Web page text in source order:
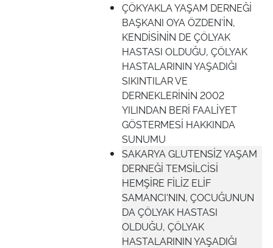
ÇÖKYAKLA YAŞAM DERNEĞİ
BAŞKANI OYA ÖZDEN'İN,
KENDİSİNİN DE ÇÖLYAK
HASTASI OLDUĞU, ÇÖLYAK
HASTALARININ YAŞADIĞI
SIKINTILAR VE
DERNEKLERİNİN 2002
YILINDAN BERİ FAALİYET
GÖSTERMESİ HAKKINDA
SUNUMU
SAKARYA GLUTENSİZ YAŞAM
DERNEĞİ TEMSİLCİSİ
HEMŞİRE FİLİZ ELİF
SAMANCI'NIN, ÇOCUĞUNUN
DA ÇÖLYAK HASTASI
OLDUĞU, ÇÖLYAK
HASTALARININ YAŞADIĞI